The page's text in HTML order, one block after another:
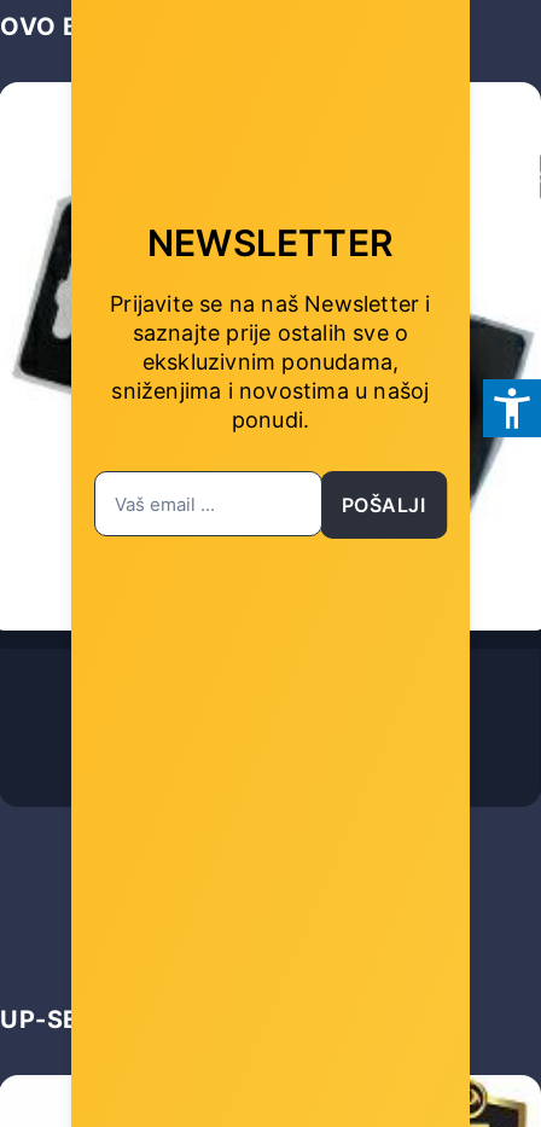
OVO BI VAS MOGLO ZANIMATI …
UP-SELL
NEWSLETTER
Prijavite se na naš Newsletter i
saznajte prije ostalih sve o
ekskluzivnim ponudama,
sniženjima i novostima u našoj
ponudi.
POŠALJI